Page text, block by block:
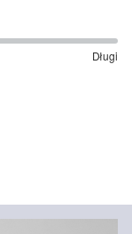
Długi
zamówienia (kroki